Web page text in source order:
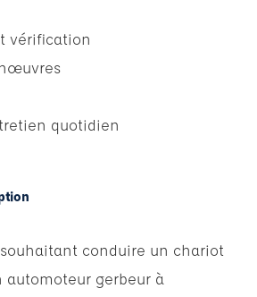
vérification
quotidien
conduire un chariot
gerbeur à